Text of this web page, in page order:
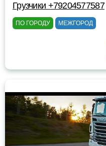
Грузчики +79204577587
ПО ГОРОДУ МЕЖГОРОД